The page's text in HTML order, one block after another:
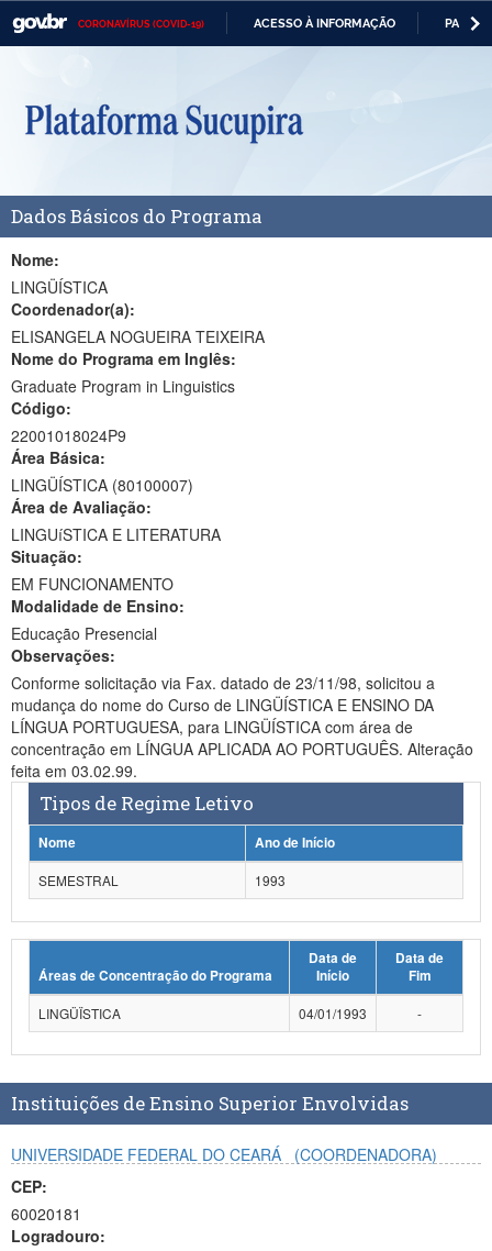
CORONAVÍRUS (COVID-19) ACESSO À INFORMAÇÃO
Casa Civil
Ministério da Defesa
Ministério da Economia
Ministério da Infraestrutura
Ministério da Educação
Ministério da Cidadania
Ministério da Saúde
Ministério de Minas e Energia
Ministério da Ciência, Tecnologia, Inovações e Comunicações
Ministério do Meio Ambiente
Ministério do Turismo
Ministério do Desenvolvimento Regional
Controladoria-Geral da União
Ministério da Mulher, da Família e dos Direitos Humanos
Secretaria-Geral
Secretaria de Governo
Dados Básicos do Programa
Nome:
LINGÜÍSTICA
Coordenador(a):
ELISANGELA NOGUEIRA TEIXEIRA
Nome do Programa em Inglês:
Graduate Program in Linguistics
Código:
22001018024P9
Área Básica:
LINGÜÍSTICA (80100007)
Área de Avaliação:
LINGUíSTICA E LITERATURA
Situação:
EM FUNCIONAMENTO
Modalidade de Ensino:
Educação Presencial
Observações:
Conforme solicitação via Fax. datado de 23/11/98, solicitou a
mudança do nome do Curso de LINGÜÍSTICA E ENSINO DA
LÍNGUA PORTUGUESA, para LINGÜÍSTICA com área de
concentração em LÍNGUA APLICADA AO PORTUGUÊS. Alteração
feita em 03.02.99.
Tipos de Regime Letivo
Nome
Ano de Início
SEMESTRAL
1993
Áreas de Concentração do Programa
Data de
Início
Data de
Fim
LINGÜÏSTICA
04/01/1993 -
Instituições de Ensino Superior Envolvidas
UNIVERSIDADE FEDERAL DO CEARÁ
(COORDENADORA)
CEP:
60020181
Logradouro: